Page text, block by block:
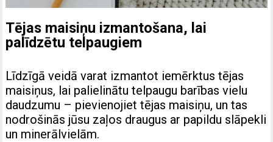
Tējas maisiņu izmantošana, lai
palīdzētu telpaugiem
Līdzīgā veidā varat izmantot iemērktus tējas
maisiņus, lai palielinātu telpaugu barības vielu
daudzumu – pievienojiet tējas maisiņu, un tas
nodrošinās jūsu zaļos draugus ar papildu slāpekli
un minerālvielām.